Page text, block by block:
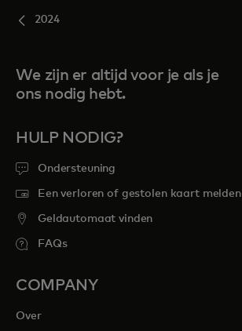
2024
We zijn er altijd voor je als je
ons nodig hebt.
HULP NODIG?
Ondersteuning
Een verloren of gestolen kaart melden
Geldautomaat vinden
FAQs
COMPANY
Over